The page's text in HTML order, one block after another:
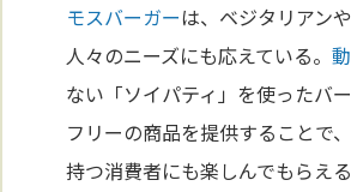
モスバーガーは、ベジタリアン
人々のニーズにも応えている。
ない「ソイパティ」を使ったバ
フリーの商品を提供することで
持つ消費者にも楽しんでもらえ